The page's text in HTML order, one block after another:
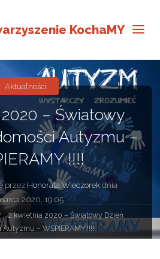
KochaMY
– Światowy
Autyzmu –
!!!!
przez Honorata Wieczorekdnia
2020, 19:05
Aktualności
2 kwietnia 2020 – Światowy Dzień
Autyzmu – WSPIERAMY !!!!